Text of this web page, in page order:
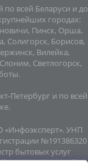
по всей Беларуси и до
городах:
Пинск, Орша,
Солигорск, Борисов,
Вилейка,
Светлогорск,
.
Петербург и по всей
.
«Инфоэксперт». УНП
№191386320
бытовых услуг